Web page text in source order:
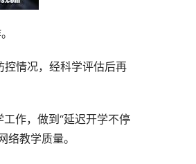
情况，经科学评估后再
作，做到“延迟开学不停
教学质量。